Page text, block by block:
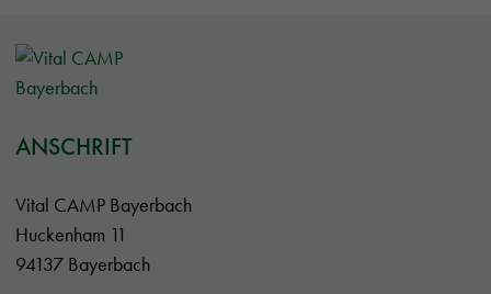
ANSCHRIFT
Vital CAMP Bayerbach
Huckenham 11
94137 Bayerbach